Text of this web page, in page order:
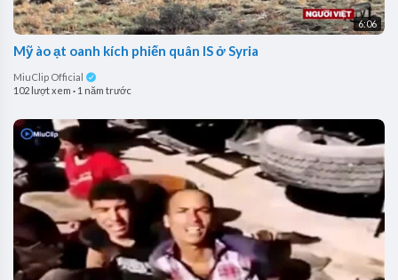
6:06
Mỹ ào ạt oanh kích phiến quân IS ở Syria
MiuClip Official
102 lượt xem · 1 năm trước